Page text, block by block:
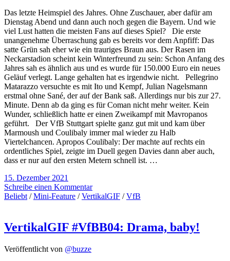
Das letzte Heimspiel des Jahres. Ohne Zuschauer, aber dafür am
Dienstag Abend und dann auch noch gegen die Bayern. Und wie
viel Lust hatten die meisten Fans auf dieses Spiel? Die erste
unangenehme Überraschung gab es bereits vor dem Anpfiff: Das
satte Grün sah eher wie ein trauriges Braun aus. Der Rasen im
Neckarstadion scheint kein Winterfreund zu sein: Schon Anfang des
Jahres sah es ähnlich aus und es wurde für 150.000 Euro ein neues
Geläuf verlegt. Lange gehalten hat es irgendwie nicht. Pellegrino
Matarazzo versuchte es mit Ito und Kempf, Julian Nagelsmann
erstmal ohne Sané, der auf der Bank saß. Allerdings nur bis zur 27.
Minute. Denn ab da ging es für Coman nicht mehr weiter. Kein
Wunder, schließlich hatte er einen Zweikampf mit Mavropanos
geführt. Der VfB Stuttgart spielte ganz gut mit und kam über
Marmoush und Coulibaly immer mal wieder zu Halb
Viertelchancen. Apropos Coulibaly: Der machte auf rechts ein
ordentliches Spiel, zeigte im Duell gegen Davies dann aber auch,
dass er nur auf den ersten Metern schnell ist. …
15. Dezember 2021
Schreibe einen Kommentar
Beliebt /Mini-Feature /VertikalGIF /VfB
VertikalGIF #VfBB04: Drama, baby!
Veröffentlicht von @buzze